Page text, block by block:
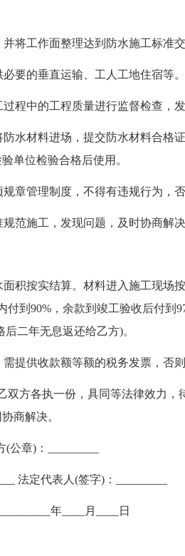
工作面整理达到防水施工标准交
的垂直运输、工人工地住宿等。
中的工程质量进行监督检查，发
材料进场，提交防水材料合格
单位检验合格后使用。
管理制度，不得有违规行为，否
施工，发现问题，及时协商解决
按实结算。材料进入施工现场按
付到90%，余款到竣工验收后付到
二年无息返还给乙方)。
供收款额等额的税务发票，否则
方各执一份，具同等法律效力，
商解决。
章)：_________
法定代表人(签字)：_________
年____月____日